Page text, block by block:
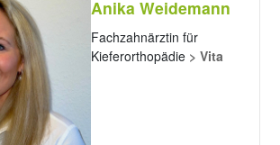
Anika Weidemann
Fachzahnärztin für
Kieferorthopädie > Vita